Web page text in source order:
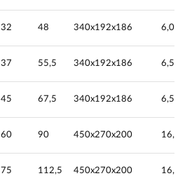
32 48 340х192х186 6,0
37 55,5 340х192х186 6,5
45 67,5 340х192х186 6,5
60 90 450х270х200 16,1
75 112,5 450х270х200 16,1